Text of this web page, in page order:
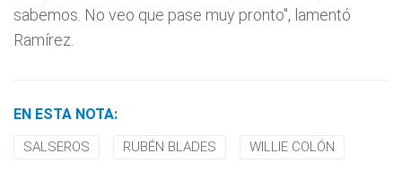
sabemos. No veo que pase muy pronto", lamentó
Ramírez.
EN ESTA NOTA:
SALSEROS RUBÉN BLADES WILLIE COLÓN